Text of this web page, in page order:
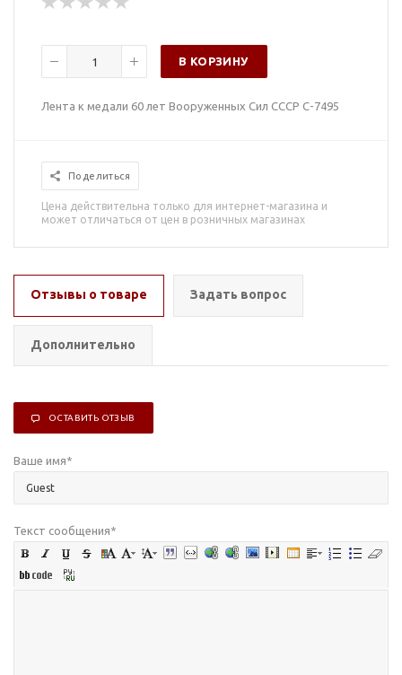
В КОРЗИНУ
Лента к медали 60 лет Вооруженных Сил СССР С-7495
Поделиться
Цена действительна только для интернет-магазина и
может отличаться от цен в розничных магазинах
Отзывы о товаре Задать вопрос
Дополнительно
ОСТАВИТЬ ОТЗЫВ
Ваше имя*
Текст сообщения*